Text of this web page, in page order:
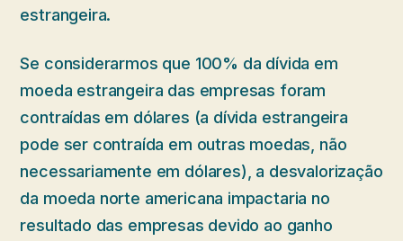
estrangeira.
Se considerarmos que 100% da dívida em
moeda estrangeira das empresas foram
contraídas em dólares (a dívida estrangeira
pode ser contraída em outras moedas, não
necessariamente em dólares), a desvalorização
da moeda norte americana impactaria no
resultado das empresas devido ao ganho